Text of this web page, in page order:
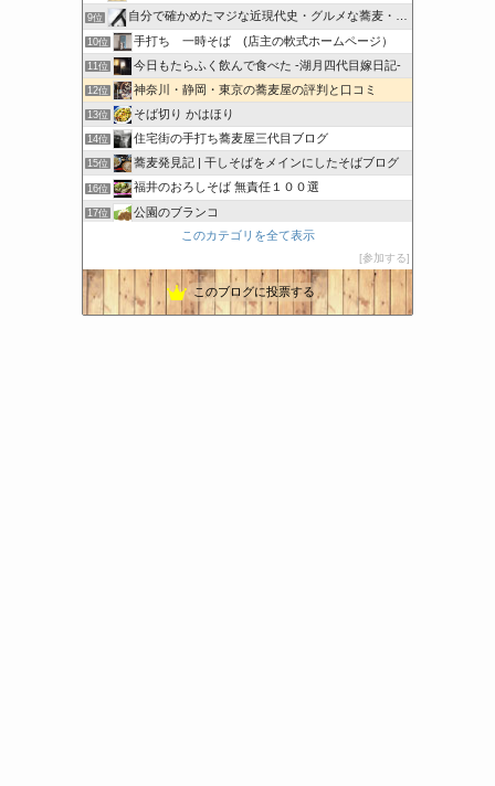
9位 自分で確かめたマジな近現代史・グルメな蕎麦・キレイなお花さん
10位 手打ち 一時そば (店主の軟式ホームページ）
11位 今日もたらふく飲んで食べた -湖月四代目嫁日記-
12位 神奈川・静岡・東京の蕎麦屋の評判と口コミ
13位 そば切り かはほり
14位 住宅街の手打ち蕎麦屋三代目ブログ
15位 蕎麦発見記 | 干しそばをメインにしたそばブログ
16位 福井のおろしそば 無責任１００選
17位 公園のブランコ
茨城県大洗町手打ちそば常陸屋のブログ
このカテゴリを全て表示
参加する
このブログに投票する